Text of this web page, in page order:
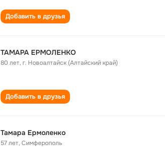
Добавить в друзья
ТАМАРА ЕРМОЛЕНКО
80 лет,г. Новоалтайск (Алтайский край)
Добавить в друзья
Тамара Ермоленко
57 лет,Симферополь